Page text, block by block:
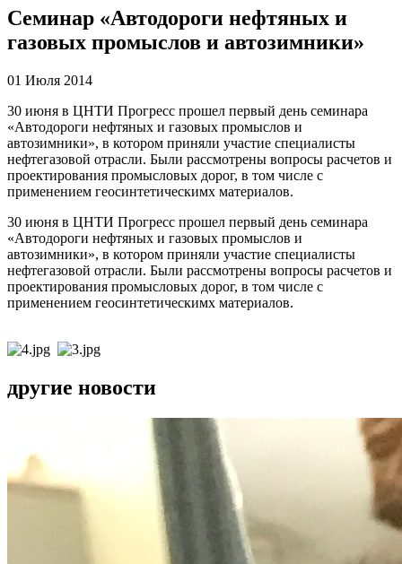
Семинар «Автодороги нефтяных и
газовых промыслов и автозимники»
01 Июля 2014
30 июня в ЦНТИ Прогресс прошел первый день семинара
«Автодороги нефтяных и газовых промыслов и
автозимники», в котором приняли участие специалисты
нефтегазовой отрасли. Были рассмотрены вопросы расчетов и
проектирования промысловых дорог, в том числе с
применением геосинтетическимх материалов.
30 июня в ЦНТИ Прогресс прошел первый день семинара
«Автодороги нефтяных и газовых промыслов и
автозимники», в котором приняли участие специалисты
нефтегазовой отрасли. Были рассмотрены вопросы расчетов и
проектирования промысловых дорог, в том числе с
применением геосинтетическимх материалов.
другие новости